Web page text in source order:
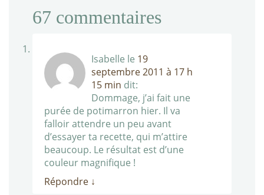
67 commentaires
Isabelle le 19
septembre 2011 à 17 h
15 min dit:
Dommage, j’ai fait une
purée de potimarron hier. Il va
falloir attendre un peu avant
d’essayer ta recette, qui m’attire
beaucoup. Le résultat est d’une
couleur magnifique !
Répondre ↓